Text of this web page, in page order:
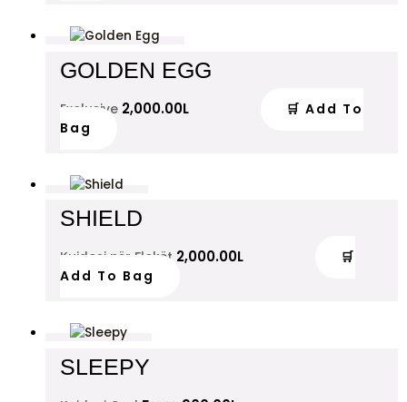
GOLDEN EGG
Exclusive 2,000.00L
🛒 Add To
Bag
SHIELD
Kujdesi për Flokët 2,000.00L
🛒
Add To Bag
SLEEPY